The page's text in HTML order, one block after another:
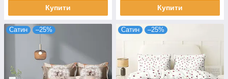
Купити Купити
Сатин –25% Сатин –25%